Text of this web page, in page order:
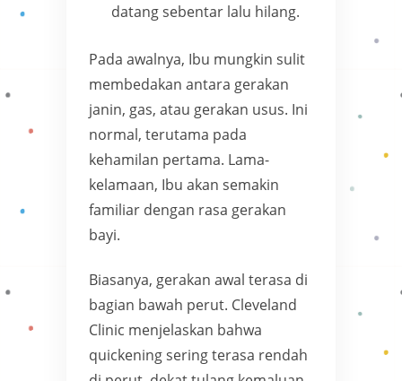
datang sebentar lalu hilang.
Pada awalnya, Ibu mungkin sulit
membedakan antara gerakan
janin, gas, atau gerakan usus. Ini
normal, terutama pada
kehamilan pertama. Lama-
kelamaan, Ibu akan semakin
familiar dengan rasa gerakan
bayi.
Biasanya, gerakan awal terasa di
bagian bawah perut. Cleveland
Clinic menjelaskan bahwa
quickening sering terasa rendah